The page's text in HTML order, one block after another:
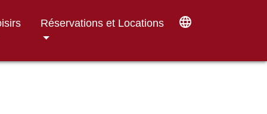
Réservations et Locations language